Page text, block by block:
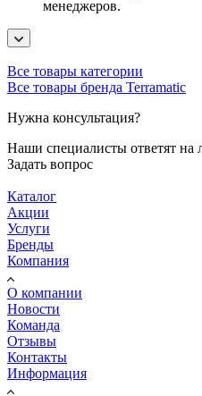
менеджеров.
Все товары категории
Все товары бренда Terramatic
Нужна консультация?
Наши специалисты ответят
Задать вопрос
Каталог
Акции
Услуги
Бренды
Компания
О компании
Новости
Команда
Отзывы
Контакты
Информация